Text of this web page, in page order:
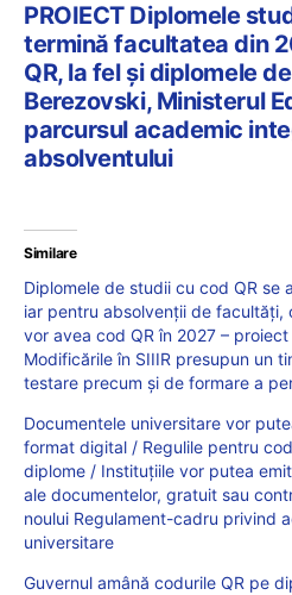
PROIECT Diplomele
termină facultatea din
QR, la fel și diplomele
Berezovski, Ministerul
parcursul academic
absolventului
Similare
Diplomele de studii cu cod QR se
iar pentru absolvenții de facultăți,
vor avea cod QR în 2027 –
Modificările în SIIIR presupun un
testare precum și de formare a
Documentele universitare vor
format digital / Regulile pentru
diplome / Instituțiile vor putea
ale documentelor, gratuit sau
noului Regulament-cadru privind
universitare
Guvernul amână codurile QR pe